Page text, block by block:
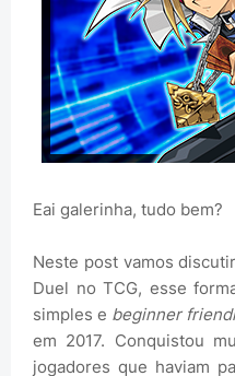
Eai galerinha, tudo bem?
Neste post vamos
Duel no TCG, esse
simples e beginner
em 2017. Conquistou
jogadores que haviam